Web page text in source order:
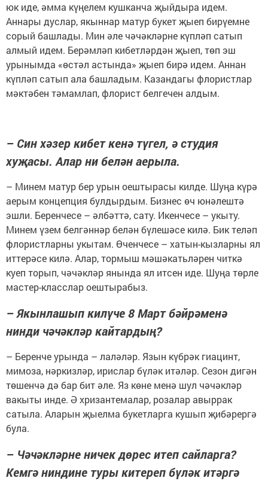
юк иде, әмма күңелем кушканча җыйдыра идем.
Аннары дуслар, якыннар матур букет җыеп бирүемне
сорый башлады. Мин әле чәчәкләрне күпләп сатып
алмый идем. Берәмләп кибетләрдән җыеп, төп эш
урынымда «өстәл астында» җыеп бирә идем. Аннан
күпләп сатып ала башладым. Казандагы флористлар
мәктәбен тәмамлап, флорист белгечен алдым.
– Син хәзер кибет кенә түгел, ә студия
хуҗасы. Алар ни белән аерыла.
– Минем матур бер урын оештырасы килде. Шуңа күрә
аерым концепция булдырдым. Бизнес өч юнәлештә
эшли. Беренчесе – әлбәттә, сату. Икенчесе – укыту.
Минем үзем белгәннәр белән бүлешәсе килә. Бик теләп
флористларны укытам. Өченчесе – хатын-кызларны ял
иттерәсе килә. Алар, тормыш мәшәкатьләрен читкә
куеп торып, чәчәкләр янында ял итсен иде. Шуңа төрле
мастер-класслар оештырабыз.
– Якынлашып килүче 8 Март бәйрәменә
нинди чәчәкләр кайтардың?
– Беренче урында – лаләләр. Язын күбрәк гиацинт,
мимоза, нәркизләр, ирислар бүләк итәләр. Сезон дигән
төшенчә дә бар бит әле. Яз көне менә шул чәчәкләр
вакыты инде. Ә хризантемалар, розалар авыррак
сатыла. Аларын җыелма букетларга кушып җибәрергә
була.
– Чәчәкләрне ничек дөрес итеп сайларга?
Кемгә ниндине туры китереп бүләк итәргә